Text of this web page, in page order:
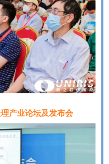
产业论坛及发布会